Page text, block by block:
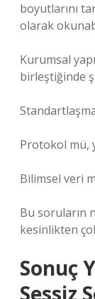
boyutlarını
olarak
Kurumsal
birleştiğinde
Protokol mü,
Bilimsel veri
Bu soruların
kesinlikten
Sonuç
Sessiz